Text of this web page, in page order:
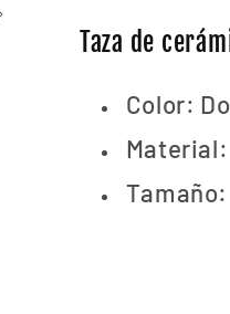
Taza de
Color:
Tamaño: